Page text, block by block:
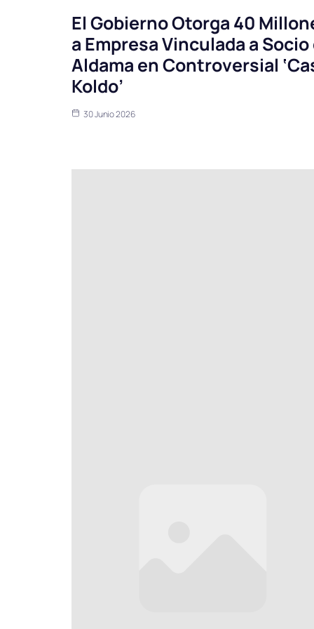
El Gobierno Otorga 40
a Empresa Vinculada a Socio
Aldama en Controversial
Koldo’
30 Junio 2026